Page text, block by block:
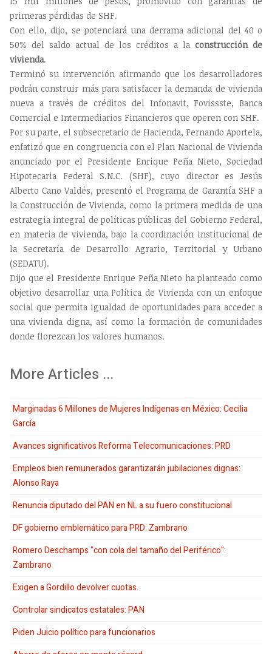
primeras pérdidas de SHF.
Con ello, dijo, se potenciará una derrama adicional del 40 o
50% del saldo actual de los créditos a la construcción de
vivienda.
Terminó su intervención afirmando que los desarrolladores
podrán construir más para satisfacer la demanda de vivienda
nueva a través de créditos del Infonavit, Fovissste, Banca
Comercial e Intermediarios Financieros que operen con SHF.
Por su parte, el subsecretario de Hacienda, Fernando Aportela,
enfatizó que en congruencia con el Plan Nacional de Vivienda
anunciado por el Presidente Enrique Peña Nieto, Sociedad
Hipotecaria Federal S.N.C. (SHF), cuyo director es Jesús
Alberto Cano Valdés, presentó el Programa de Garantía SHF a
la Construcción de Vivienda, como la primera medida de una
estrategia integral de políticas públicas del Gobierno Federal,
en materia de vivienda, bajo la coordinación institucional de
la Secretaría de Desarrollo Agrario, Territorial y Urbano
(SEDATU).
Dijo que el Presidente Enrique Peña Nieto ha planteado como
objetivo desarrollar una Política de Vivienda con un enfoque
social que permita igualdad de oportunidades para acceder a
una vivienda digna, así como la formación de comunidades
donde florezcan los valores humanos.
More Articles ...
Marginadas 6 Millones de Mujeres Indígenas en México: Cecilia
García
Avances significativos Reforma Telecomunicaciones: PRD
Empleos bien remunerados garantizarán jubilaciones dignas:
Alonso Raya
Renuncia diputado del PAN en NL a su fuero constitucional
DF gobierno emblemático para PRD: Zambrano
Romero Deschamps "con cola del tamaño del Periférico":
Zambrano
Exigen a Gordillo devolver cuotas.
Controlar sindicatos estatales: PAN
Piden Juicio político para funcionarios